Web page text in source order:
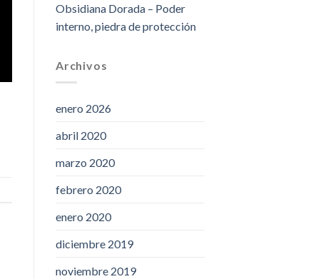
Obsidiana Dorada – Poder
interno, piedra de protección
Archivos
enero 2026
abril 2020
marzo 2020
febrero 2020
enero 2020
diciembre 2019
noviembre 2019